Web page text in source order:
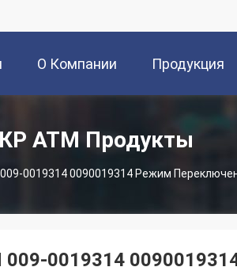
О Компании Продукция
АТМ Продукты
009-0019314 0090019314 Режим
009-0019314